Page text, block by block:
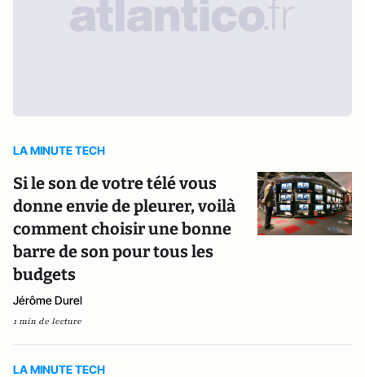
LA MINUTE TECH
Si le son de votre télé vous
donne envie de pleurer, voilà
comment choisir une bonne
barre de son pour tous les
budgets
Jérôme Durel
1 min de lecture
LA MINUTE TECH